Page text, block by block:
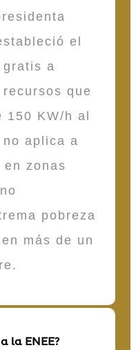
el
a
que
150 KW/h al
aplica a
en zonas
pobreza
más de un
la ENEE?